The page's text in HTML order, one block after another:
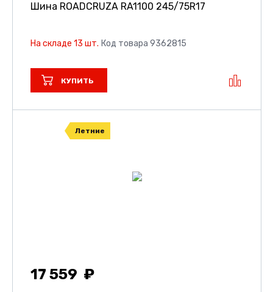
Шина ROADCRUZA RA1100 245/75R17
На складе 13 шт. Код товара 9362815
КУПИТЬ
Летние
17 559